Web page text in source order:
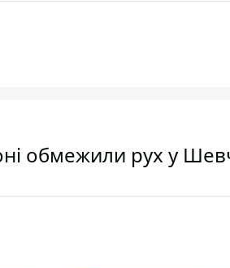
обмежили рух у